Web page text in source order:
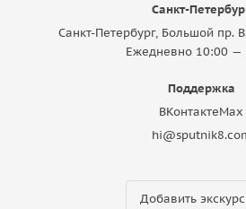
Санкт-
Санкт-Петербург, Большой пр.
Ежедневно 10:00 —
Поддержка
ВКонтактеMax
Добавить